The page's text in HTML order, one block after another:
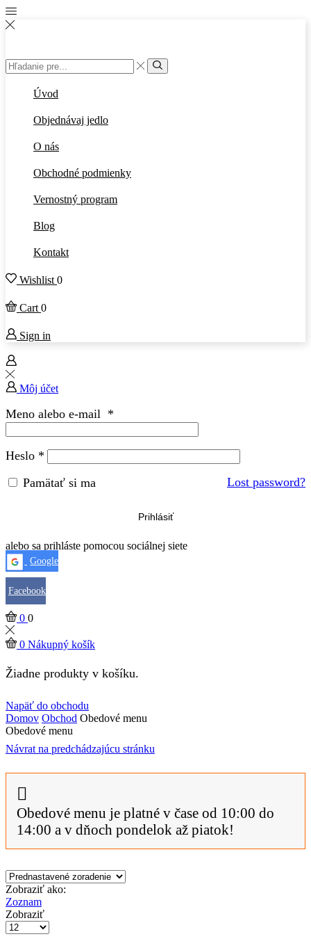
Vstup
vyhľadávania
Vyhľadať
Úvod
Objednávaj jedlo
O nás
Obchodné podmienky
Vernostný program
Blog
Kontakt
Wishlist 0
Cart 0
Sign in
Môj účet
Meno alebo e-mail *
Heslo *
Lost password?
Pamätať si ma
Prihlásiť
alebo sa prihláste pomocou sociálnej siete
Google
Facebook
0 0
0 Nákupný košík
Žiadne produkty v košíku.
Napäť do obchodu
Domov Obchod Obedové menu
Obedové menu
Návrat na predchádzajúcu stránku
Obedové menu je platné v čase od 10:00 do
14:00 a v dňoch pondelok až piatok!
Zobraziť ako:
Zoznam
Zobraziť
Počet